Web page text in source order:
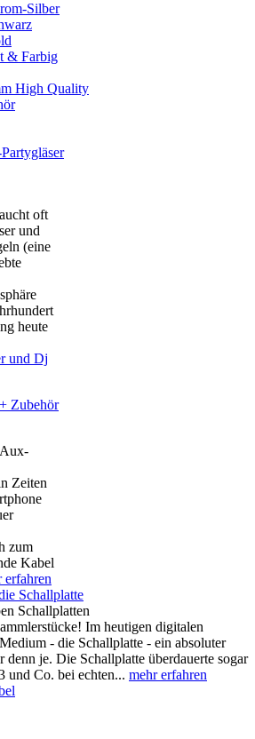
Silber
& Farbig
High Quality
oft
und
(eine
heute
und Dj
Zubehör
Zeiten
zum
Kabel
erfahren
Schallplatte
Schallplatten
Im heutigen digitalen
- die Schallplatte - ein absoluter
denn je. Die Schallplatte überdauerte sogar
und Co. bei echten... mehr erfahren